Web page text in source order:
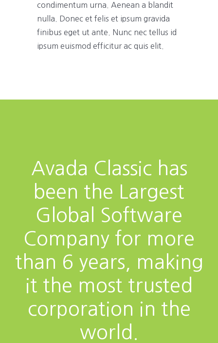
condimentum urna. Aenean a blandit
nulla. Donec et felis et ipsum gravida
finibus eget ut ante. Nunc nec tellus id
ipsum euismod efficitur ac quis elit.
Avada Classic has
been the Largest
Global Software
Company for more
than 6 years, making
it the most trusted
corporation in the
world.